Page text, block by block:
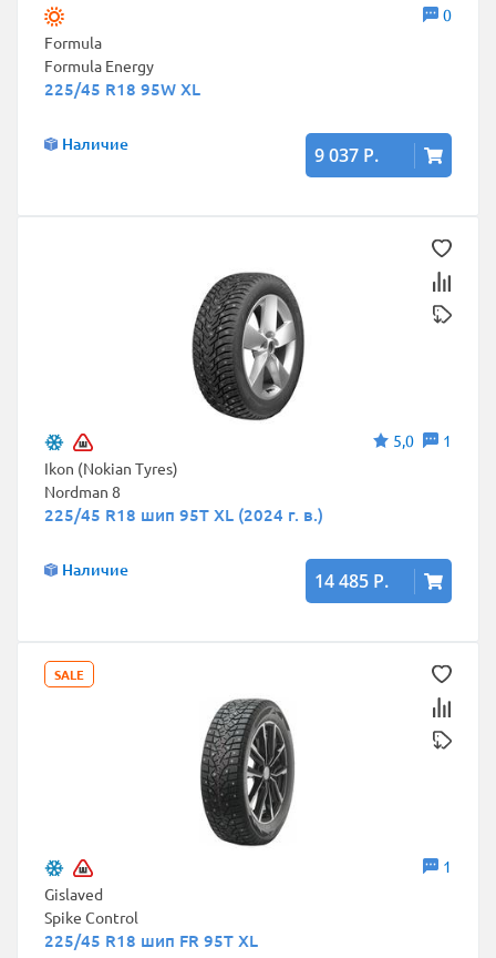
0
Formula
Formula Energy
225/45 R18 95W XL
Наличие 9 037 Р.
5,0
1
Ikon (Nokian Tyres)
Nordman 8
225/45 R18 шип 95T XL (2024 г. в.)
Наличие 14 485 Р.
SALE
1
Gislaved
Spike Control
225/45 R18 шип FR 95T XL